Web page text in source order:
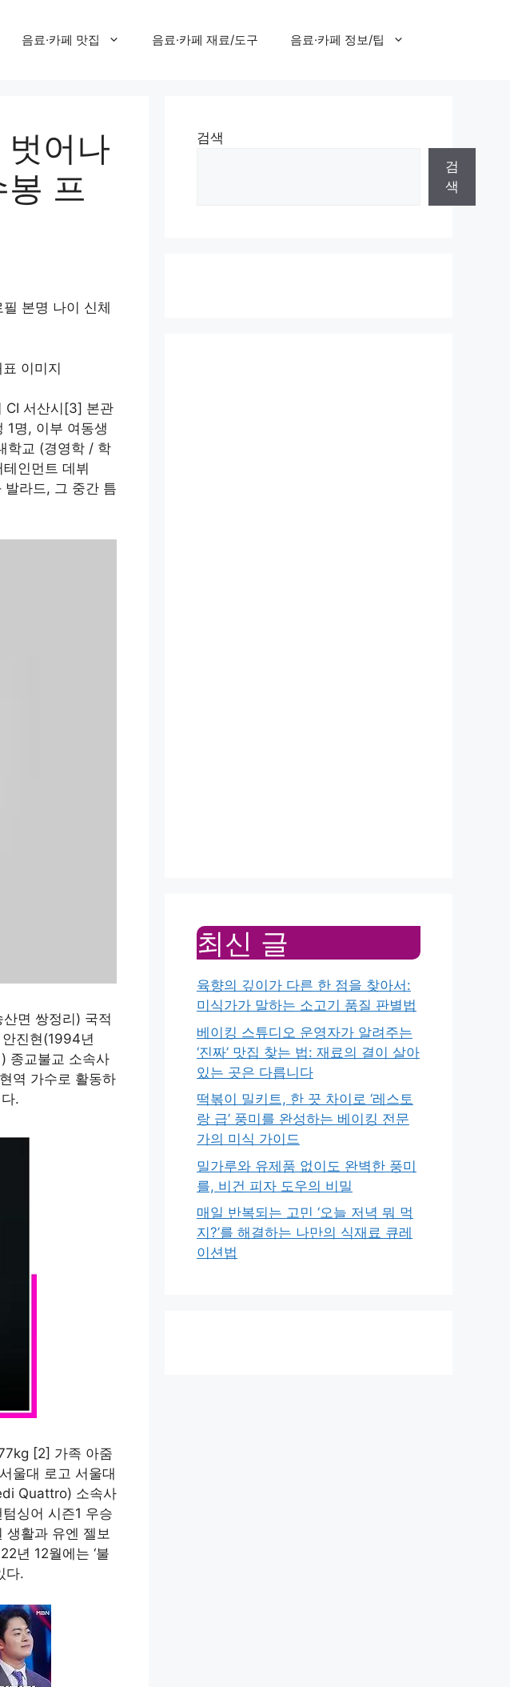
음료·카페 맛집 음료·카페 재료/도구 음료·카페 정보/팁
어나
프
본명 나이 신체
CI 서산시[3] 본관
명, 이부 여동생
학교 (경영학 / 학
인먼트 데뷔
발라드, 그 중간 틈
면 쌍정리) 국적
진현(1994년
종교불교 소속사
역 가수로 활동하
.
[2] 가족 아줌
울대 로고 서울대
Quattro) 소속사
싱어 시즌1 우승
생활과 유엔 젤보
년 12월에는 ‘불
다.
검색
검
색
최신 글
육향의 깊이가 다른 한 점을 찾아서:
미식가가 말하는 소고기 품질 판별법
베이킹 스튜디오 운영자가 알려주는
‘진짜’ 맛집 찾는 법: 재료의 결이 살아
있는 곳은 다릅니다
떡볶이 밀키트, 한 끗 차이로 ‘레스토
랑 급’ 풍미를 완성하는 베이킹 전문
가의 미식 가이드
밀가루와 유제품 없이도 완벽한 풍미
를, 비건 피자 도우의 비밀
매일 반복되는 고민 ‘오늘 저녁 뭐 먹
지?’를 해결하는 나만의 식재료 큐레
이션법